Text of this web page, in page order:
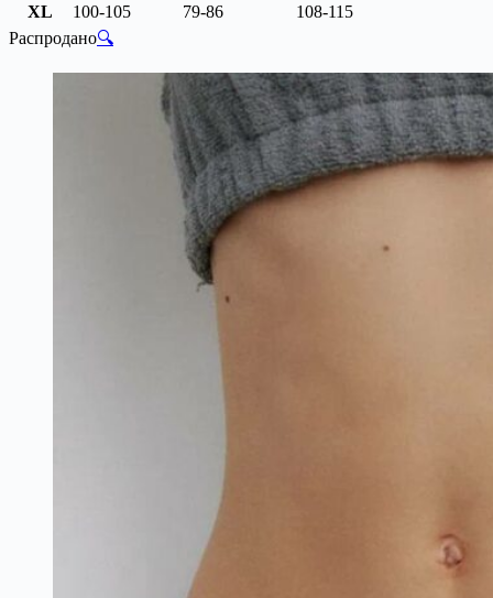
XL
100-105 79-86
108-115
Распродано🔍